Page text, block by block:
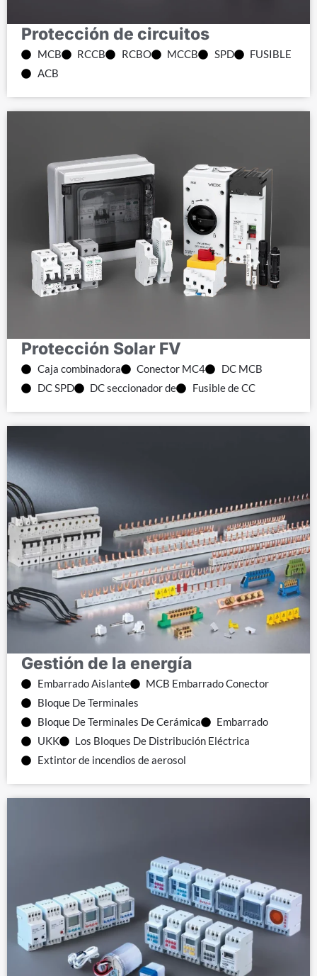
Protección de circuitos
MCB RCCB RCBO MCCB SPD
FUSIBLE
ACB
Protección Solar FV
Caja combinadora Conector MC4
DC MCB
DC SPD
DC seccionador de Fusible de CC
Gestión de la energía
Embarrado Aislante
MCB Embarrado Conector
Bloque De Terminales
Bloque De Terminales De Cerámica
Embarrado
UKK
Los Bloques De Distribución Eléctrica
Extintor de incendios de aerosol